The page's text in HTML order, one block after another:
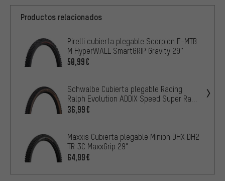
Productos relacionados
Pirelli cubierta plegable Scorpion E-MTB
M HyperWALL SmartGRIP Gravity 29''
50,99€
Schwalbe Cubierta plegable Racing
Ralph Evolution ADDIX Speed Super Race
29"
36,99€
Maxxis Cubierta plegable Minion DHX DH2
TR 3C MaxxGrip 29"
64,99€